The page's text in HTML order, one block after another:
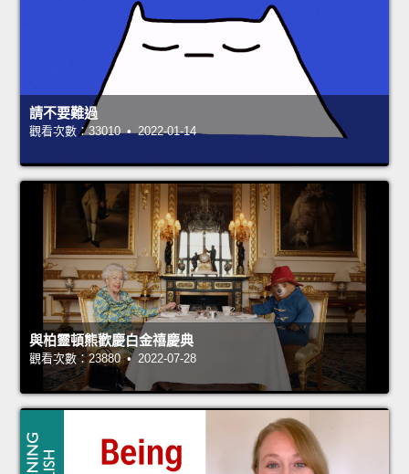
請不要難過
觀看次數：33010 • 2022-01-14
與柏靈頓熊歡慶白金禧慶典
觀看次數：23880 • 2022-07-28